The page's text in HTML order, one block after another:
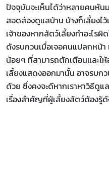
ปัจจุบันจะเห็นได้ว่าหลายคนหั
สอดส่องดูแลบ้าน บ้างก็เลี้ยงไ
เจ้าของหากสัตว์เลี้ยงทำอะไร
ดังรบกวนเมื่อเจอคนแปลกหน้า
น้อยๆ ที่สามารถตักเตือนและใ
เลี้ยงแสดงออกมานั้น อาจรบก
ด้วย ซึ่งคงจะดีหากเราหาวิธีดู
เรื่องสำคัญที่ผู้เลี้ยงสัตว์ต้องรู้